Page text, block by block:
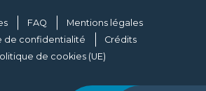
FAQ
Mentions légales
de confidentialité
Crédits
de cookies (UE)